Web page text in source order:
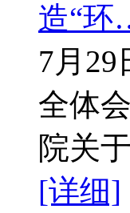
造“
7月
全体
院关
[详细]